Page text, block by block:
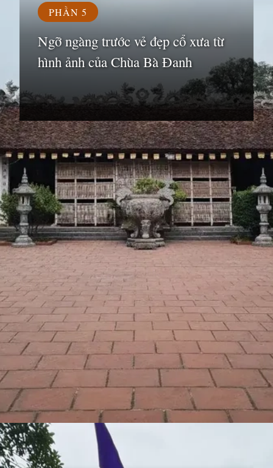
PHẦN 5
Ngỡ ngàng trước vẻ đẹp cổ xưa từ
hình ảnh của Chùa Bà Đanh
Đang mở https://susach.edu.vn/chua-ba-danh